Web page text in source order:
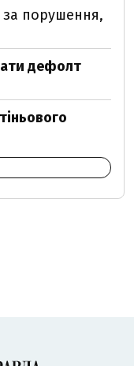
за порушення,
дефолт